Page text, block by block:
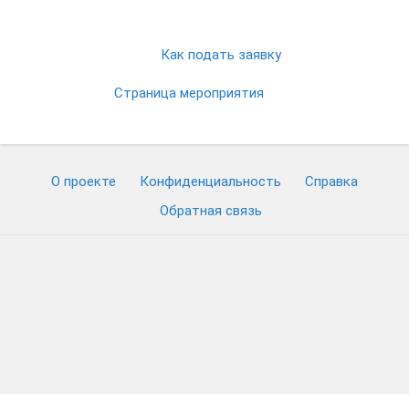
Как подать заявку
Страница мероприятия
О проекте Конфиденциальность
Cправка
Обратная связь